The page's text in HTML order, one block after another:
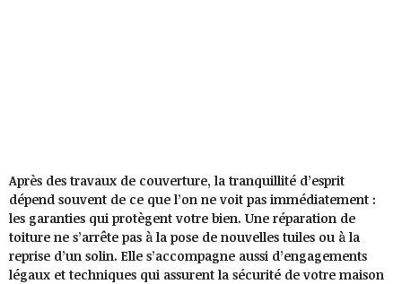
Après des travaux de couverture, la tranquillité d’esprit
dépend souvent de ce que l’on ne voit pas immédiatement :
les garanties qui protègent votre bien. Une réparation de
toiture ne s’arrête pas à la pose de nouvelles tuiles ou à la
reprise d’un solin. Elle s’accompagne aussi d’engagements
légaux et techniques qui assurent la sécurité de votre maison